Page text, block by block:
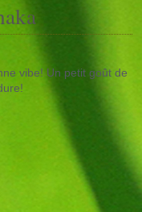
vibe! Un petit goût de